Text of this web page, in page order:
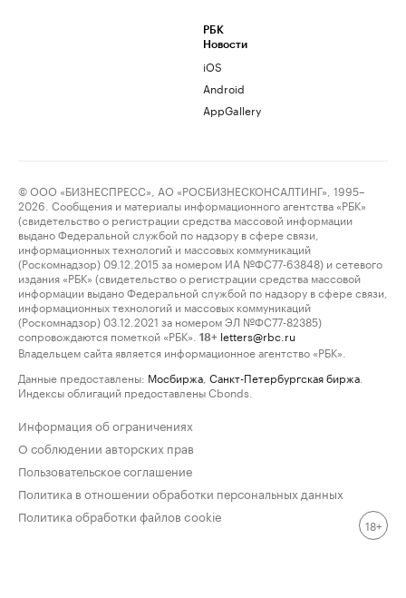
РБК
Новости
iOS
Android
AppGallery
© ООО «БИЗНЕСПРЕСС», АО «РОСБИЗНЕСКОНСАЛТИНГ», 1995–
2026. Сообщения и материалы информационного агентства «РБК»
(свидетельство о регистрации средства массовой информации
выдано Федеральной службой по надзору в сфере связи,
информационных технологий и массовых коммуникаций
(Роскомнадзор) 09.12.2015 за номером ИА №ФС77-63848) и сетевого
издания «РБК» (свидетельство о регистрации средства массовой
информации выдано Федеральной службой по надзору в сфере связи,
информационных технологий и массовых коммуникаций
(Роскомнадзор) 03.12.2021 за номером ЭЛ №ФС77-82385)
сопровождаются пометкой «РБК».
18+ letters@rbc.ru
Владельцем сайта является информационное агентство «РБК».
Данные предоставлены: Мосбиржа Санкт-Петербургская биржа
Индексы облигаций предоставлены Cbonds.
Информация об ограничениях
О соблюдении авторских прав
Пользовательское соглашение
Политика в отношении обработки персональных данных
Политика обработки файлов cookie
18+